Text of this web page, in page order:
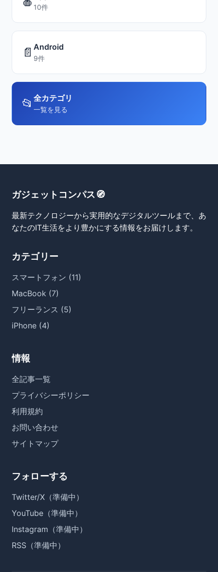
10件
📄 Android
9件
📂 全カテゴリ
一覧を見る
ガジェットコンパス🧭
最新テクノロジーから実用的なデジタルツールまで、あ
なたのIT生活をより豊かにする情報をお届けします。
カテゴリー
スマートフォン (11)
MacBook (7)
フリーランス (5)
iPhone (4)
情報
全記事一覧
プライバシーポリシー
利用規約
お問い合わせ
サイトマップ
フォローする
Twitter/X（準備中）
YouTube（準備中）
Instagram（準備中）
RSS（準備中）